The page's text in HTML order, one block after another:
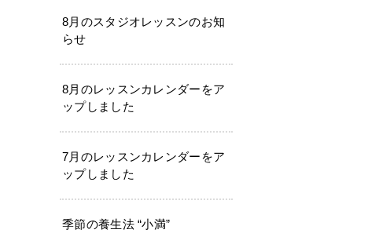
8月のスタジオレッスンのお知
らせ
8月のレッスンカレンダーをア
ップしました
7月のレッスンカレンダーをア
ップしました
季節の養生法 “小満”